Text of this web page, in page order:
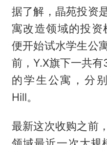
据了解，晶苑投资
寓改造领域的投资
便开始试水学生公
前，Y.X旗下一共
的学生公寓，分
Hill。
最新这次收购之前